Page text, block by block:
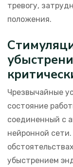
тревогу,
положения.
Чрезвычайные
состояние
соединенный с
нейронной
убыстрением